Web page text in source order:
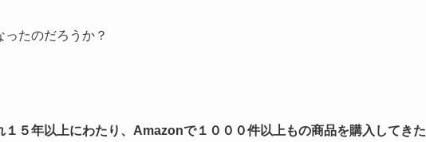
たのだろうか？
１５年以上にわたり、Amazonで１０００件以上もの商品を購入してきた